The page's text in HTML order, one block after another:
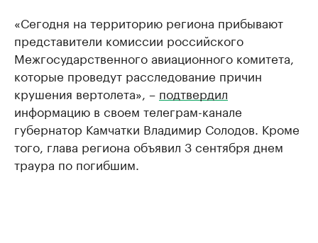
«Сегодня на территорию региона прибывают
представители комиссии российского
Межгосударственного авиационного комитета,
которые проведут расследование причин
крушения вертолета», – подтвердил
информацию в своем телеграм-канале
губернатор Камчатки Владимир Солодов. Кроме
того, глава региона объявил 3 сентября днем
траура по погибшим.